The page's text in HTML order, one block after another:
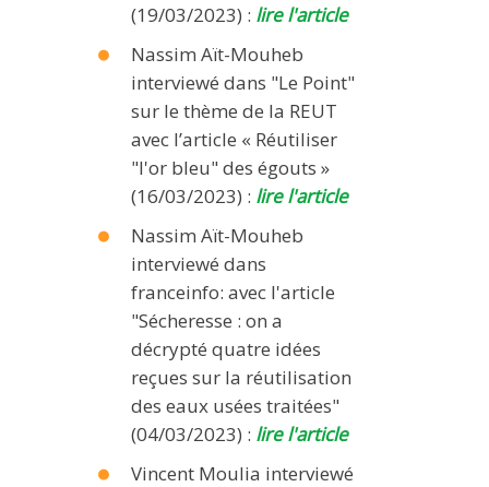
FOR THE PUBLIC(19/03/2023) : lire l'article
Nassim Aït-Mouheb
interviewé dans "Le Point"
sur le thème de la REUT
avec l’article « Réutiliser
"l'or bleu" des égouts »
(16/03/2023) : lire l'article
Nassim Aït-Mouheb
interviewé dans
franceinfo: avec l'article
"Sécheresse : on a
décrypté quatre idées
reçues sur la réutilisation
des eaux usées traitées"
(04/03/2023) : lire l'article
Vincent Moulia interviewé